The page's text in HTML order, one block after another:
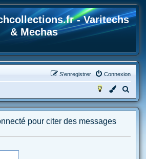
- Varitechs
& Mechas
Connexion
S’enregistrer
e
e
pour citer des messages